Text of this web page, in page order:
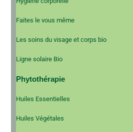
Faites le vous même
Les soins du visage et corps bio
Ligne solaire Bio
Phytothérapie
Huiles Essentielles
Huiles Végétales